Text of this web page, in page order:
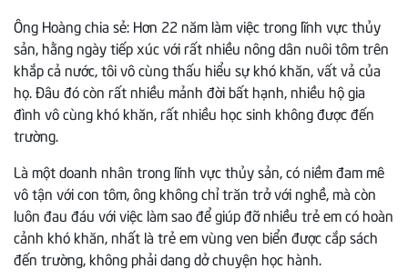
Ông Hoàng chia sẻ: Hơn 22 năm làm việc trong lĩnh vực thủy
sản, hằng ngày tiếp xúc với rất nhiều nông dân nuôi tôm trên
khắp cả nước, tôi vô cùng thấu hiểu sự khó khăn, vất vả của
họ. Đâu đó còn rất nhiều mảnh đời bất hạnh, nhiều hộ gia
đình vô cùng khó khăn, rất nhiều học sinh không được đến
trường.
Là một doanh nhân trong lĩnh vực thủy sản, có niềm đam mê
vô tận với con tôm, ông không chỉ trăn trở với nghề, mà còn
luôn đau đáu với việc làm sao để giúp đỡ nhiều trẻ em có hoàn
cảnh khó khăn, nhất là trẻ em vùng ven biển được cắp sách
đến trường, không phải dang dở chuyện học hành.